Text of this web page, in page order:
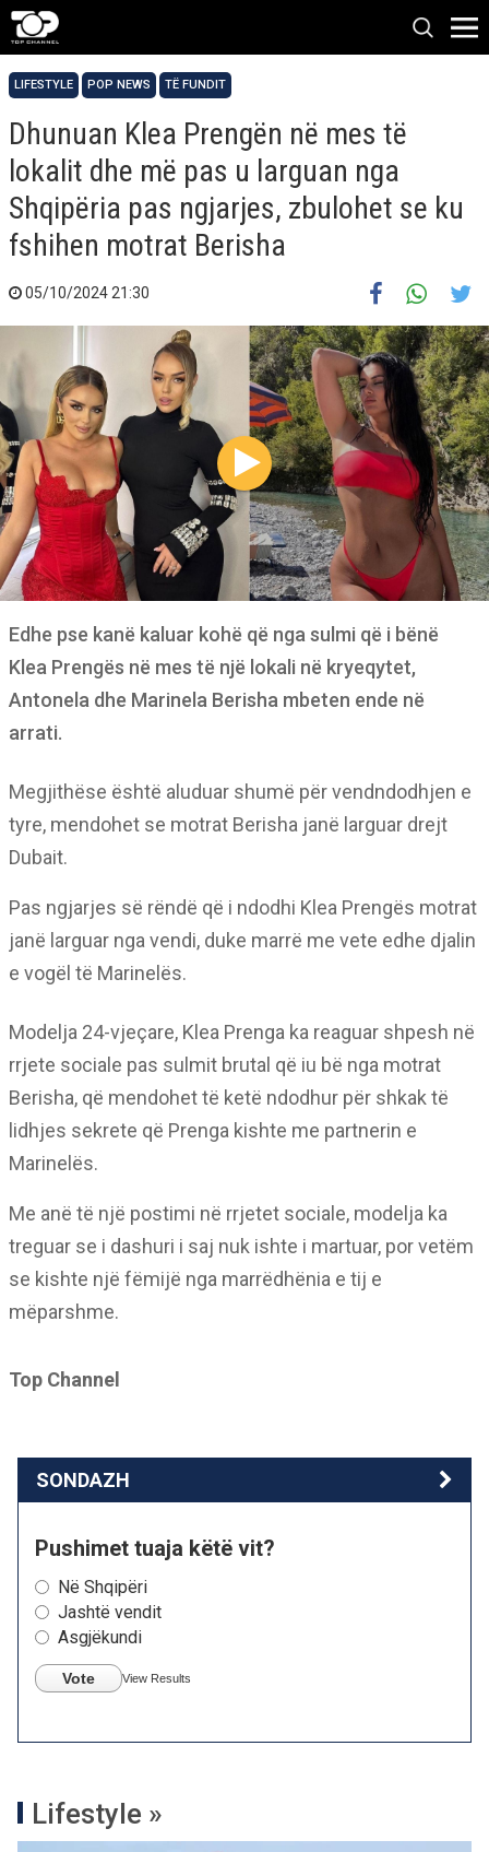
LIFESTYLE POP NEWS TË FUNDIT
Dhunuan Klea Prengën në mes të
lokalit dhe më pas u larguan nga
Shqipëria pas ngjarjes, zbulohet se ku
fshihen motrat Berisha
05/10/2024 21:30
Edhe pse kanë kaluar kohë që nga sulmi që i bënë
Klea Prengës në mes të një lokali në kryeqytet,
Antonela dhe Marinela Berisha mbeten ende në
arrati.
Megjithëse është aluduar shumë për vendndodhjen e
tyre, mendohet se motrat Berisha janë larguar drejt
Dubait.
Pas ngjarjes së rëndë që i ndodhi Klea Prengës motrat
janë larguar nga vendi, duke marrë me vete edhe djalin
e vogël të Marinelës.
Modelja 24-vjeçare, Klea Prenga ka reaguar shpesh në
rrjete sociale pas sulmit brutal që iu bë nga motrat
Berisha, që mendohet të ketë ndodhur për shkak të
lidhjes sekrete që Prenga kishte me partnerin e
Marinelës.
Me anë të një postimi në rrjetet sociale, modelja ka
treguar se i dashuri i saj nuk ishte i martuar, por vetëm
se kishte një fëmijë nga marrëdhënia e tij e
mëparshme.
Top Channel
SONDAZH
Pushimet tuaja këtë vit?
Në Shqipëri
Jashtë vendit
Asgjëkundi
Vote View Results
Lifestyle »